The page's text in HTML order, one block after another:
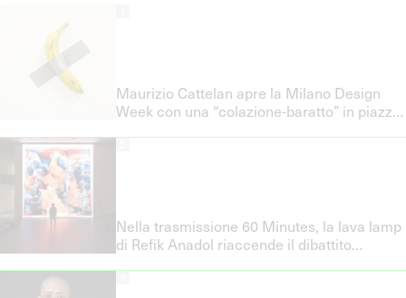
Maurizio Cattelan apre la Milano Design
Week con una “colazione-baratto” in piazza
Nella trasmissione 60 Minutes, la lava lamp
di Refik Anadol riaccende il dibattito